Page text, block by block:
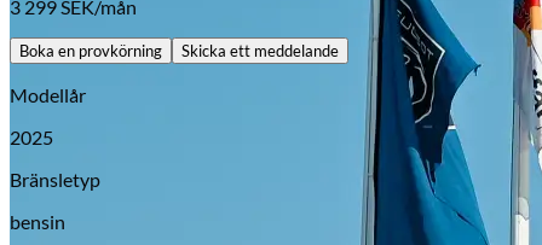
3 299SEK/mån
Boka en provkörning Skicka ett meddelande
Modellår
2025
Bränsletyp
bensin